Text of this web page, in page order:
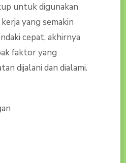
untuk digunakan
yang semakin
cepat, akhirnya
faktor yang
dijalani dan dialami.